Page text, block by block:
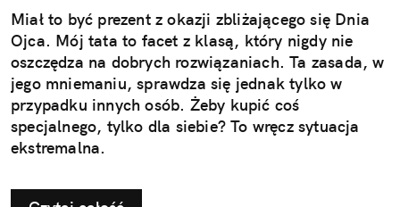
Miał to być prezent z okazji zbliżającego się Dnia
Ojca. Mój tata to facet z klasą, który nigdy nie
oszczędza na dobrych rozwiązaniach. Ta zasada, w
jego mniemaniu, sprawdza się jednak tylko w
przypadku innych osób. Żeby kupić coś
specjalnego, tylko dla siebie? To wręcz sytuacja
ekstremalna.